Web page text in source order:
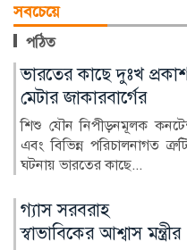
সবচেয়ে
পঠিত
ট্রাম্পের হেলিকপ্টারের
কাছে বিমান, তদন্তে
কর্তৃপক্ষ
মাঝ আকাশে মার্কিন
ডোনাল্ড ট্রাম্পের হেলিকপ্টার
দ্রব্যমূল্য বৃদ্ধির প্রতিবাদে
১১ দলের স্মারকলিপি